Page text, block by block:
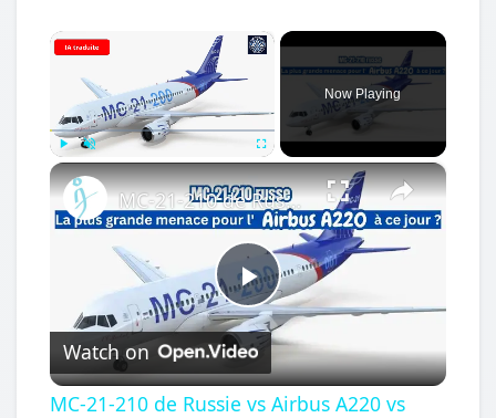
×
Now Playing
×
Play
Video
MC-21-210 de Russie vs Airbus A220 vs Boeing 737 vs Embraer E-Jet E175
Watch on
MC-21-210 de Russie vs Airbus A220 vs